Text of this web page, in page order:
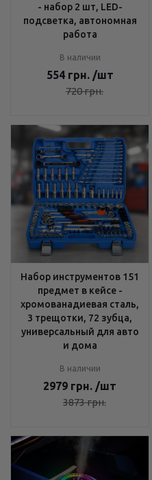
- набор 2 шт, LED-
подсветка, автономная
работа
В наличии
554 грн. /шт
720грн.
Набор инструментов 151
предмет в кейсе -
хромованадиевая сталь,
3 трещотки, 72 зубца,
универсальный для авто
и дома
В наличии
2979 грн. /шт
3873грн.